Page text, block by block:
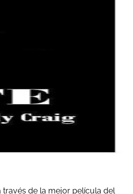
través de la mejor película del